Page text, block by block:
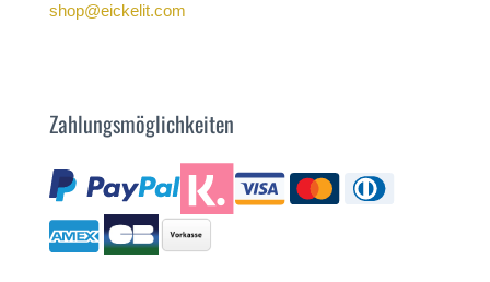
shop@eickelit.com
Zahlungsmöglichkeiten